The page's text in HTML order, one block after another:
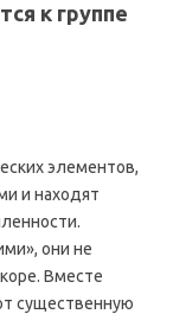
к группе
элементов,
и находят
они не
Вместе
существенную